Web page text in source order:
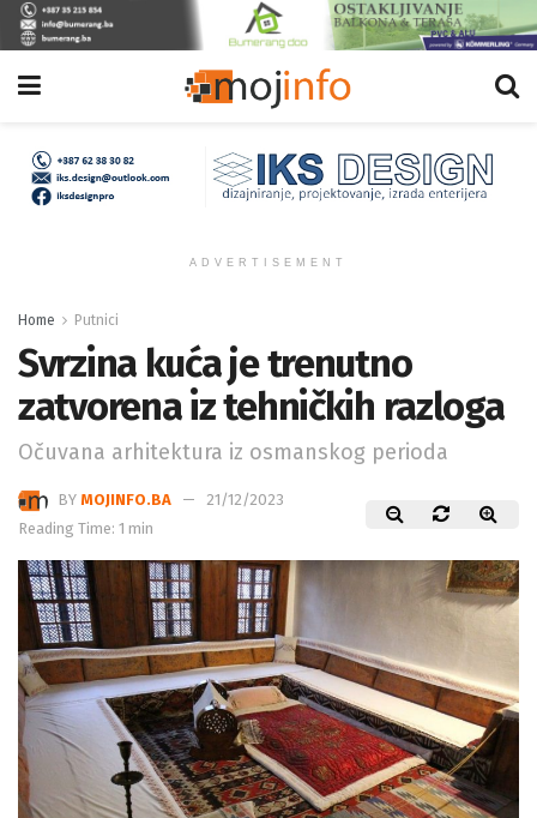
ADVERTISEMENT
Home Putnici
Svrzina kuća je trenutno
zatvorena iz tehničkih razloga
Očuvana arhitektura iz osmanskog perioda
BY MOJINFO.BA
21/12/2023
Reading Time: 1 min